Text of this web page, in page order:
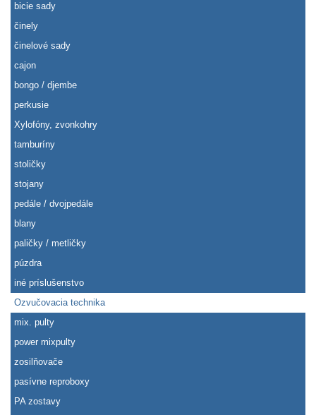
bicie sady
činely
činelové sady
cajon
bongo / djembe
perkusie
Xylofóny, zvonkohry
tamburíny
stoličky
stojany
pedále / dvojpedále
blany
paličky / metličky
púzdra
iné príslušenstvo
Ozvučovacia technika
mix. pulty
power mixpulty
zosilňovače
pasívne reproboxy
PA zostavy